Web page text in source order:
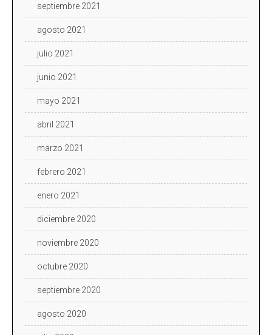
septiembre 2021
agosto 2021
julio 2021
junio 2021
mayo 2021
abril 2021
marzo 2021
febrero 2021
enero 2021
diciembre 2020
noviembre 2020
octubre 2020
septiembre 2020
agosto 2020